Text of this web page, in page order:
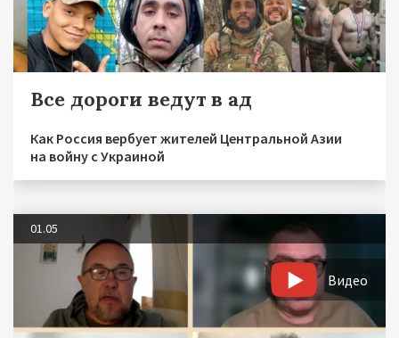
Все дороги ведут в ад
Как Россия вербует жителей Центральной Азии
на войну с Украиной
01.05
Видео